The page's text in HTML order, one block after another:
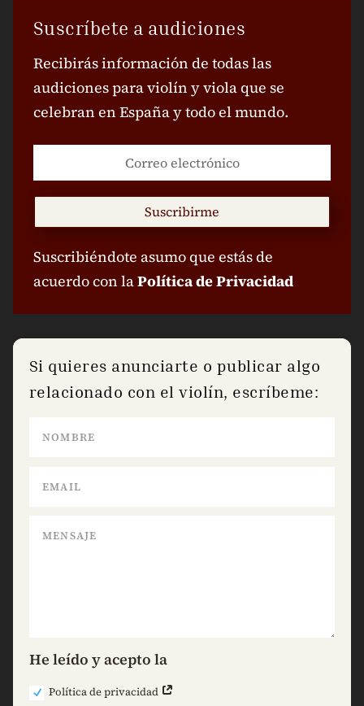
Suscríbete a audiciones
Recibirás información de todas las
audiciones para violín y viola que se
celebran en España y todo el mundo.
Suscribirme
Suscribiéndote asumo que estás de
acuerdo con laPolítica de Privacidad
Si quieres anunciarte o publicar algo
relacionado con el violín, escríbeme:
He leído y acepto la
Política de privacidad